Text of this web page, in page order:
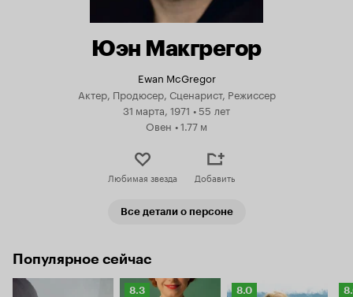
Юэн Макгрегор
Ewan McGregor
Актер, Продюсер, Сценарист, Режиссер
31 марта, 1971 •55 лет
Овен •1.77 м
Любимая звезда Добавить
Все детали о персоне
Популярное сейчас
Рейтинг
8.3
Рейтинг
8.0